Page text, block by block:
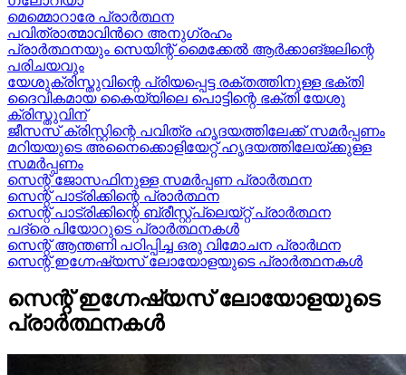
മെമ്മൊറാരേ പ്രാർത്ഥന
പവിത്രാത്മാവിന്‍റെ അനുഗ്രഹം
പ്രാർത്ഥനയും സെയിന്റ് മൈക്കേൽ ആർക്കാങ്ജലിന്റെ
പരിചയവും
യേശുക്രിസ്തുവിന്റെ പ്രിയപ്പെട്ട രക്തത്തിനുള്ള ഭക്തി
ദൈവികമായ കൈയ്യിലെ പൊട്ടിന്റെ ഭക്തി യേശു
ക്രിസ്തുവിന്
ജീസസ് ക്രിസ്റ്റിന്റെ പവിത്ര ഹൃദയത്തിലേക്ക് സമർപ്പണം
മറിയയുടെ അനൈക്കൊളിയേറ്റ് ഹൃദയത്തിലേയ്ക്കുള്ള
സമർപ്പണം
സെന്റ് ജോസഫിനുള്ള സമർപ്പണ പ്രാർത്ഥന
സെന്റ് പാട്രിക്കിന്റെ പ്രാർത്ഥന
സെന്റ് പാട്രിക്കിന്റെ ബ്രീസ്റ്റ്പ്ലെയ്റ്റ് പ്രാർത്ഥന
പദ്രെ പിയോറുടെ പ്രാർത്ഥനകൾ
സെന്റ് ആന്തണി പഠിപ്പിച്ച ഒരു വിമോചന പ്രാർഥന
സെന്റ് ഇഗ്നേഷ്യസ് ലോയോളയുടെ പ്രാർത്ഥനകൾ
സെന്റ് ഇഗ്നേഷ്യസ് ലോയോളയുടെ
പ്രാർത്ഥനകൾ